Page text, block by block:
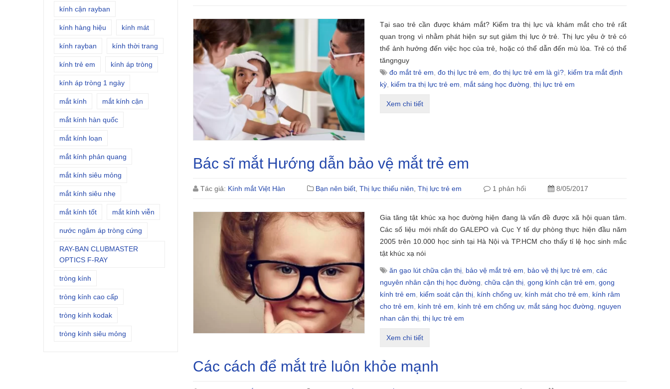
Tại sao trẻ cần được khám mắt? Kiểm tra thị lực và khám mắt cho trẻ rất
quan trọng vì nhằm phát hiện sự sụt giảm thị lực ở trẻ. Thị lực yêu ở trẻ có
thể ảnh hưởng đến việc học của trẻ, hoặc có thể dẫn đến mù lòa. Trẻ có thể
tăngnguy
đo mắt trẻ em đo thị lực trẻ em đo thị lực trẻ em là gì? kiểm tra mắt định
kỳ kiểm tra thị lực trẻ em mắt sáng học đường thị lực trẻ em
Xem chi tiết
Bác sĩ mắt Hướng dẫn bảo vệ mắt trẻ em
Tác giả: Kính mắt Việt Hàn Bạn nên biết Thị lực thiếu niên Thị lực trẻ em 1 phản hối 8/05/2017
Gia tăng tật khúc xạ học đường hiện đang là vấn đề được xã hội quan tâm.
Các số liệu mới nhất do GALEPO và Cục Y tế dự phòng thực hiện đầu năm
2005 trên 10.000 học sinh tại Hà Nội và TP.HCM cho thấy tỉ lệ học sinh mắc
tật khúc xạ nói
ăn gạo lút chữa cận thị bảo vệ mắt trẻ em bảo vệ thị lực trẻ em các
nguyên nhân cận thị học đường chữa cận thị gọng kính cận trẻ em gọng
kính trẻ em
kiểm soát cận thị kính chống uv, kính mát cho trẻ em
kính râm
cho trẻ em
kính trẻ em kính trẻ em chống uv, mắt sáng học đường
nguyen
nhan cận thị thị lực trẻ em
Xem chi tiết
Các cách để mắt trẻ luôn khỏe mạnh
kính cận rayban
kính hàng hiệu kính mát
kính rayban kính thời trang
kính trẻ em kính áp tròng
kính áp tròng 1 ngày
mắt kính mắt kính cận
mắt kính hàn quốc
mắt kính loạn
mắt kính phản quang
mắt kính siêu mỏng
mắt kính siêu nhẹ
mắt kính tốt mắt kính viễn
nước ngâm áp tròng cứng
RAY-BAN CLUBMASTER
OPTICS F-RAY
tròng kính
tròng kính cao cấp
tròng kính kodak
tròng kính siêu mỏng